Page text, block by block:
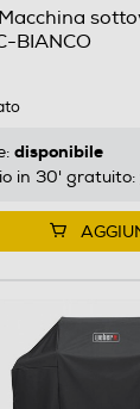
BIANCO
disponibile
in 30' gratuito: